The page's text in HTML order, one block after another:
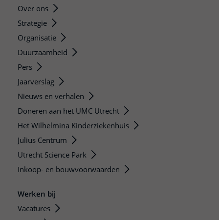
Over ons
Strategie
Organisatie
Duurzaamheid
Pers
Jaarverslag
Nieuws en verhalen
Doneren aan het UMC Utrecht
Het Wilhelmina Kinderziekenhuis
Julius Centrum
Utrecht Science Park
Inkoop- en bouwvoorwaarden
Werken bij
Vacatures